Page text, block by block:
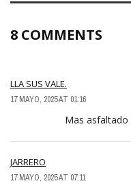
8 COMMENTS
LLA SUS VALE.
17 MAYO, 2025 AT 01:16
Mas
JARRERO
17 MAYO, 2025 AT 07:11